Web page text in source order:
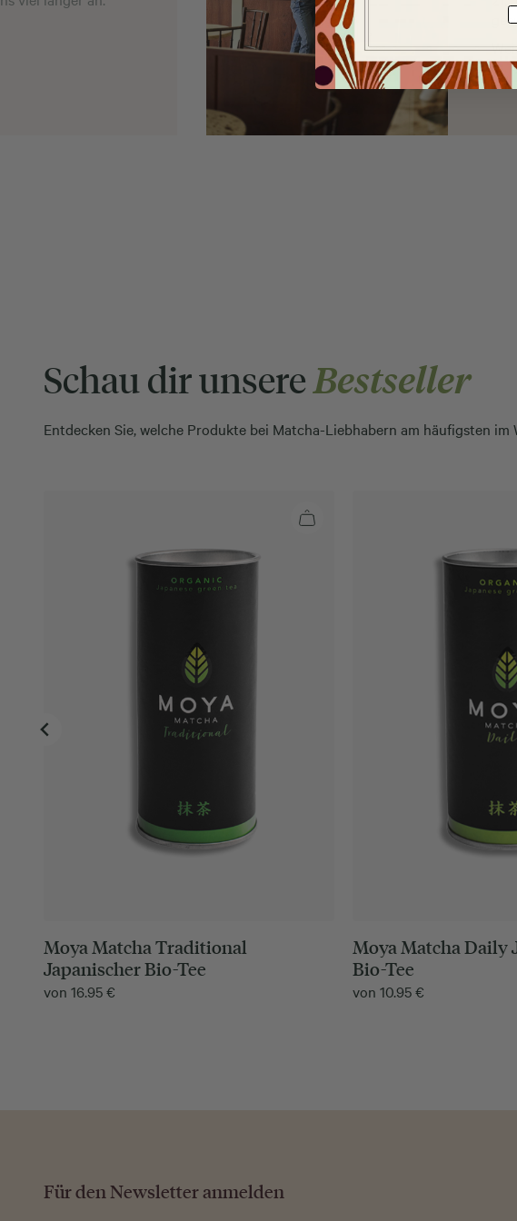
Schau dir unsereBestseller
Entdecken Sie, welche Produkte bei Matcha-Liebhabern am häufigsten im
Moya Matcha Traditional
Japanischer Bio-Tee
von 16.95€
Moya Matcha Daily
Bio-Tee
von 10.95€
Für den Newsletter anmelden